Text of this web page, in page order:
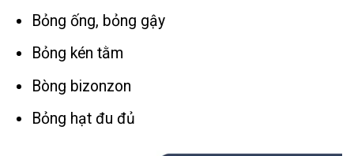
Bỏng ống, bỏng gậy
Bỏng kén tằm
Bòng bizonzon
Bỏng hạt đu đủ